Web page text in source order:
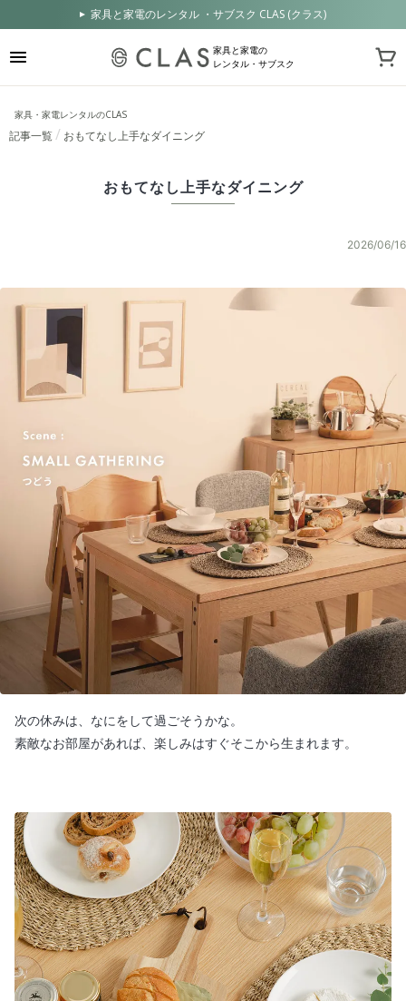
家具と家電のレンタル ・サブスク CLAS (クラス)
家具と家電の
レンタル・サブスク
家具・家電レンタルのCLAS
記事一覧 おもてなし上手なダイニング
おもてなし上手なダイニング
2026/06/16
次の休みは、なにをして過ごそうかな。
素敵なお部屋があれば、楽しみはすぐそこから生まれます。